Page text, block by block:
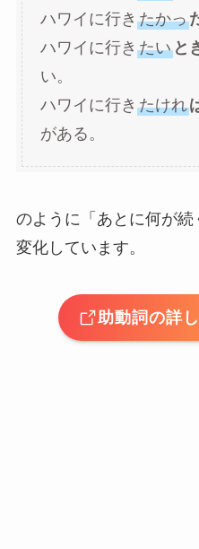
ハワイに行き たかっ
ハワイに行き たいと
い。
ハワイに行き たけれ
がある。
のように「あとに何が
変化しています。
助動詞の詳